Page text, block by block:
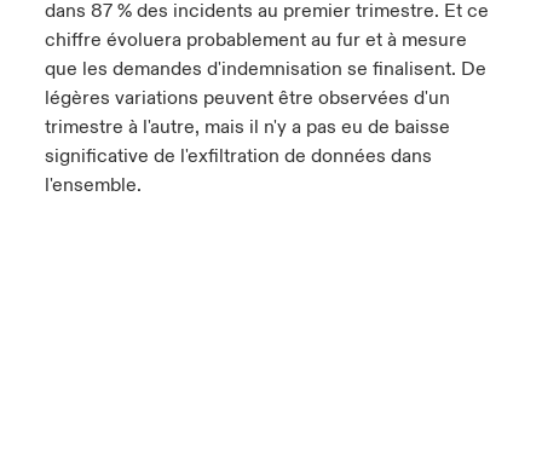
dans 87 % des incidents au premier trimestre. Et ce
chiffre évoluera probablement au fur et à mesure
que les demandes d'indemnisation se finalisent. De
légères variations peuvent être observées d'un
trimestre à l'autre, mais il n'y a pas eu de baisse
significative de l'exfiltration de données dans
l'ensemble.